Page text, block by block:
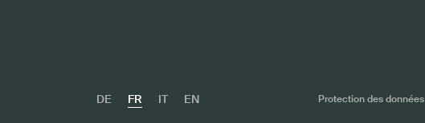
DE FR IT EN Protection des données